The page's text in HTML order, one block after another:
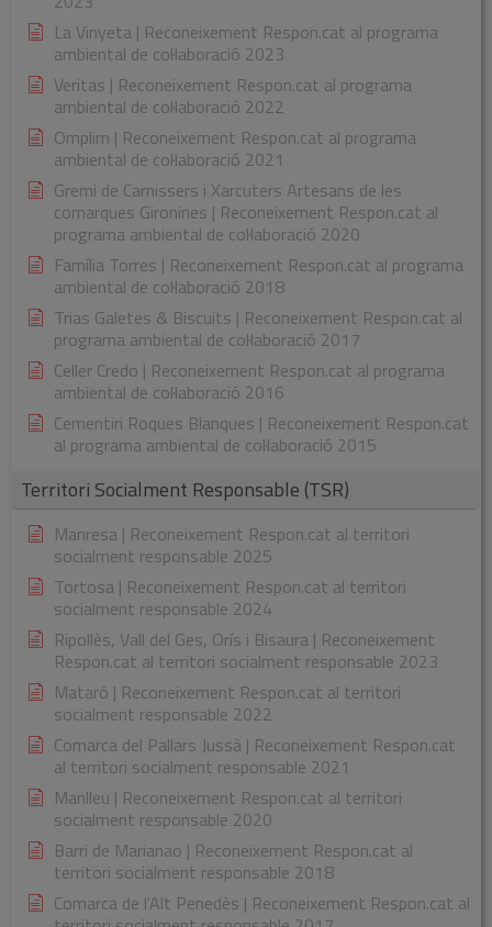
La Vinyeta | Reconeixement Respon.cat al programa
ambiental de col·laboració 2023
Veritas | Reconeixement Respon.cat al programa
ambiental de col·laboració 2022
Omplim | Reconeixement Respon.cat al programa
ambiental de col·laboració 2021
Gremi de Carnissers i Xarcuters Artesans de les
comarques Gironines | Reconeixement Respon.cat al
programa ambiental de col·laboració 2020
Família Torres | Reconeixement Respon.cat al programa
ambiental de col·laboració 2018
Trias Galetes & Biscuits | Reconeixement Respon.cat al
programa ambiental de col·laboració 2017
Celler Credo | Reconeixement Respon.cat al programa
ambiental de col·laboració 2016
Cementiri Roques Blanques | Reconeixement Respon.cat
al programa ambiental de col·laboració 2015
Territori Socialment Responsable (TSR)
Manresa | Reconeixement Respon.cat al territori
socialment responsable 2025
Tortosa | Reconeixement Respon.cat al territori
socialment responsable 2024
Ripollès, Vall del Ges, Orís i Bisaura | Reconeixement
Respon.cat al territori socialment responsable 2023
Mataró | Reconeixement Respon.cat al territori
socialment responsable 2022
Comarca del Pallars Jussà | Reconeixement Respon.cat
al territori socialment responsable 2021
Manlleu | Reconeixement Respon.cat al territori
socialment responsable 2020
Barri de Marianao | Reconeixement Respon.cat al
territori socialment responsable 2018
Comarca de l'Alt Penedès | Reconeixement Respon.cat al